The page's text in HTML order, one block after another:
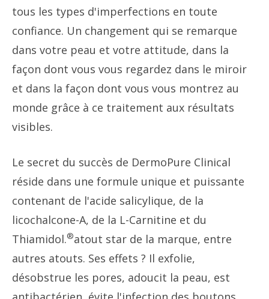
tous les types d'imperfections en toute
confiance. Un changement qui se remarque
dans votre peau et votre attitude, dans la
façon dont vous vous regardez dans le miroir
et dans la façon dont vous vous montrez au
monde grâce à ce traitement aux résultats
visibles.
Le secret du succès de DermoPure Clinical
réside dans une formule unique et puissante
contenant de l'acide salicylique, de la
licochalcone-A, de la L-Carnitine et du
Thiamidol.®atout star de la marque, entre
autres atouts. Ses effets ? Il exfolie,
désobstrue les pores, adoucit la peau, est